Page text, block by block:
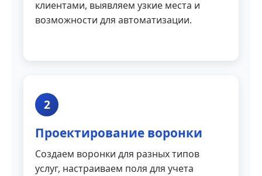
клиентами, выявляем узкие места и
возможности для автоматизации.
2
Проектирование воронки
Создаем воронки для разных типов
услуг, настраиваем поля для учета